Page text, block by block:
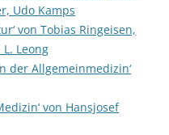
Udo Kamps
von Tobias Ringeisen,
L. Leong
der Allgemeinmedizin‘
von Hansjosef